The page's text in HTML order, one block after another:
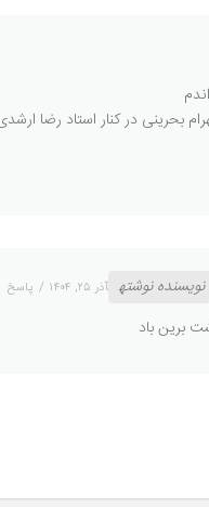
بحرینی در کنار استاد رضا
نویسنده نوشته آذر ۲۵, ۱۴۰۴ پاسخ
برین باد